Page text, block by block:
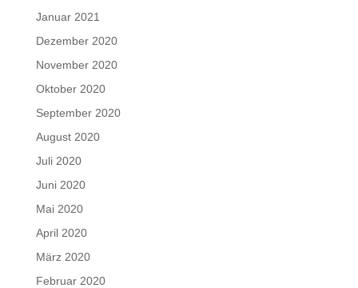
Januar 2021
Dezember 2020
November 2020
Oktober 2020
September 2020
August 2020
Juli 2020
Juni 2020
Mai 2020
April 2020
März 2020
Februar 2020